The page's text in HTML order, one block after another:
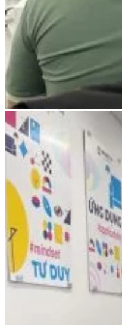
Phun Xăm Thẩm
Kỹ Thuật Tạo
Barber Chuyên
Kỹ Thuật Chải
Quản Lý Hair
Nối Mi Chuyên
Quản Lý Nail
Kỹ Thuật
Nail Salon Định
Kinh Doanh Nail
Train The
Chăm Sóc Mẹ Và
Gội Đầu Dưỡng
Marketing
Chuyên Đề
Âm Nhạc
Nhạc Công
Ca Sĩ Chuyên
Học Đàn Violin
Học Violin Cover
Học Đàn Piano
Học Piano Đệm
Học Piano Trẻ
Học Đàn Guitar
Học Guitar Đệm
Học Electric